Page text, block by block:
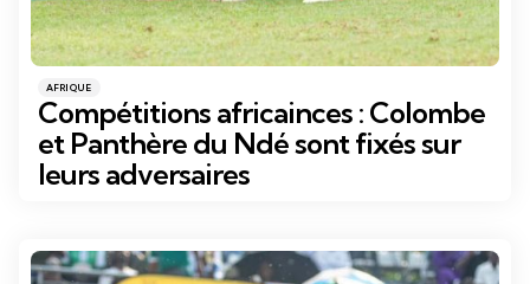
Catégories
Posté
dans
AFRIQUE
Compétitions africainces : Colombe
et Panthère du Ndé sont fixés sur
leurs adversaires